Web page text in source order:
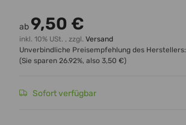
ab 9,50 €
inkl. 10% USt. , zzgl. Versand
Unverbindliche Preisempfehlung des Herstellers:
(Sie sparen 26.92%, also 3,50 €)
Sofort verfügbar